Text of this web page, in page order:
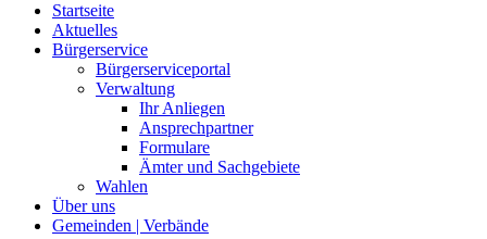
Startseite
Aktuelles
Bürgerservice
Bürgerserviceportal
Verwaltung
Ihr Anliegen
Ansprechpartner
Formulare
Ämter und Sachgebiete
Wahlen
Über uns
Gemeinden | Verbände